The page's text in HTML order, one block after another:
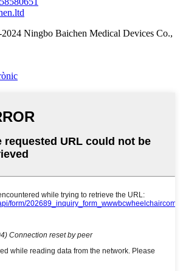
Ningbo Baichen Medical Devices Co.,